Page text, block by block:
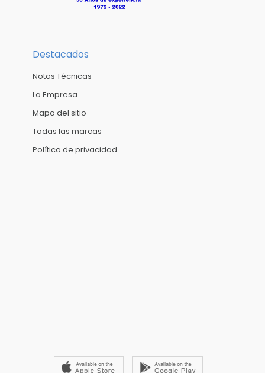
Destacados
Notas Técnicas
La Empresa
Mapa del sitio
Todas las marcas
Política de privacidad